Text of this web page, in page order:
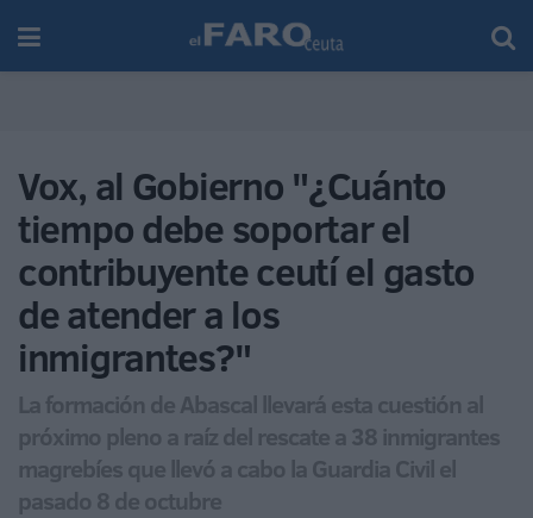
Vox, al Gobierno "¿Cuánto
tiempo debe soportar el
contribuyente ceutí el gasto
de atender a los
inmigrantes?"
La formación de Abascal llevará esta cuestión al
próximo pleno a raíz del rescate a 38 inmigrantes
magrebíes que llevó a cabo la Guardia Civil el
pasado 8 de octubre